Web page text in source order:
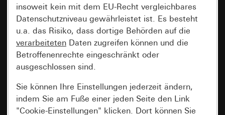
insoweit kein mit dem EU-Recht vergleichbares
Datenschutzniveau gewährleistet ist. Es besteht
u.a. das Risiko, dass dortige Behörden auf die
verarbeiteten Daten zugreifen können und die
Betroffenenrechte eingeschränkt oder
ausgeschlossen sind.
Sie können Ihre Einstellungen jederzeit ändern,
indem Sie am Fuße einer jeden Seite den Link
"Cookie-Einstellungen" klicken. Dort können Sie